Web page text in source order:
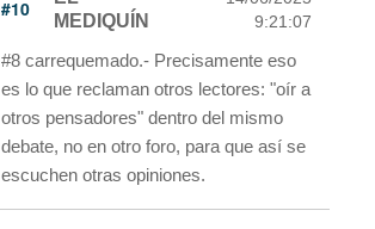
#10
MEDIQUÍN
9:21:07
#8 carrequemado.- Precisamente eso
es lo que reclaman otros lectores: "oír a
otros pensadores" dentro del mismo
debate, no en otro foro, para que así se
escuchen otras opiniones.